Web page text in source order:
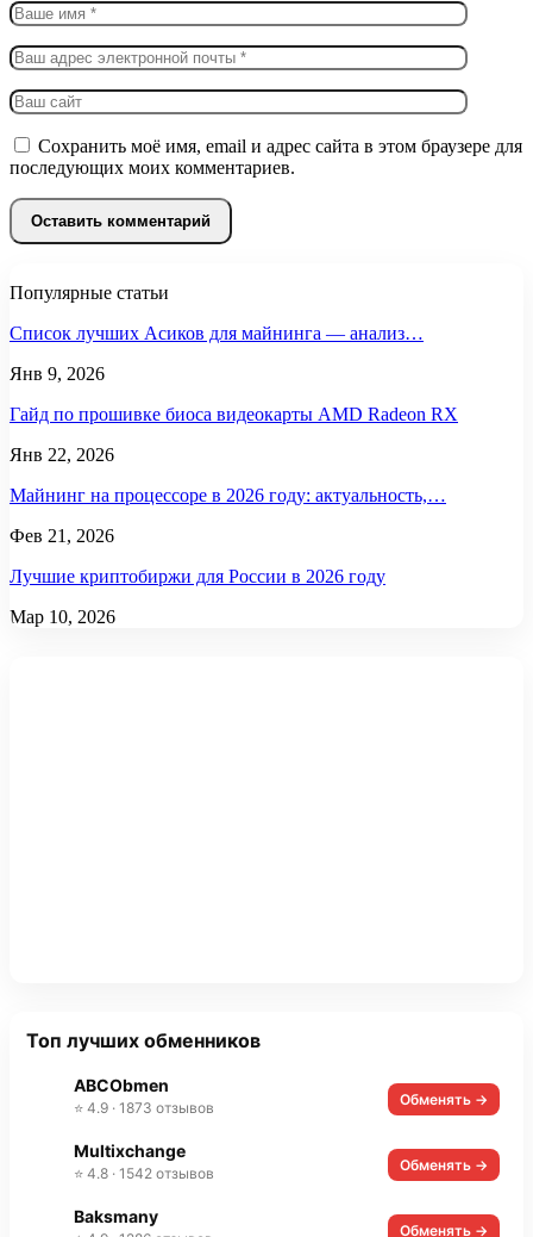
Сохранить моё имя, email и адрес сайта в этом браузере для
последующих моих комментариев.
Популярные статьи
Список лучших Асиков для майнинга — анализ…
Янв 9, 2026
Гайд по прошивке биоса видеокарты AMD Radeon RX
Янв 22, 2026
Майнинг на процессоре в 2026 году: актуальность,…
Фев 21, 2026
Лучшие криптобиржи для России в 2026 году
Мар 10, 2026
Топ лучших обменников
ABCObmen
⭐ 4.9 · 1873 отзывов Обменять →
Multixchange
⭐ 4.8 · 1542 отзывов Обменять →
Baksmany
Обменять →